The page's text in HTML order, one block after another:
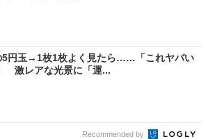
5円玉→1枚1枚よく見たら……「これヤバい
激レアな光景に「運...
Recommended by